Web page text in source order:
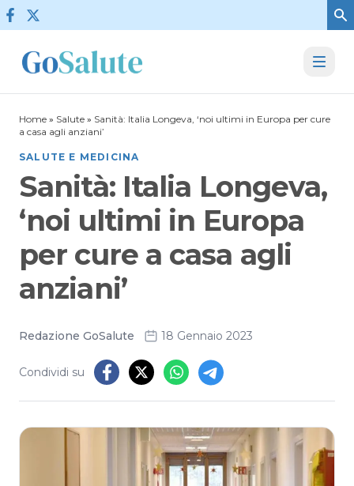
Vai al contenuto
Home » Salute » Sanità: Italia Longeva, ‘noi ultimi in Europa per cure
a casa agli anziani’
SALUTE E MEDICINA
Sanità: Italia Longeva,
‘noi ultimi in Europa
per cure a casa agli
anziani’
Redazione GoSalute 18 Gennaio 2023
Condividi su